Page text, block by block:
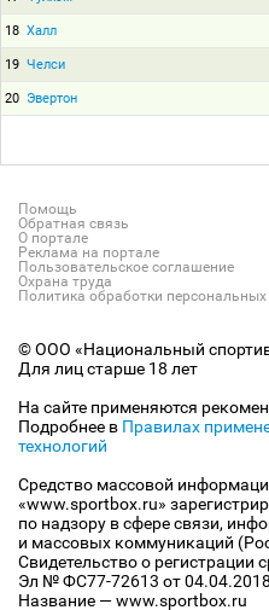
18 Халл
19 Челси
20 Эвертон
Помощь
Обратная связь
О портале
Реклама на портале
Пользовательское соглашение
Охрана труда
Политика обработки
© ООО «Национальный
Для лиц старше 18 лет
На сайте применяются
Подробнее в Правилах
технологий
Средство массовой
«www.sportbox.ru»
по надзору в сфере связи,
и массовых коммуникаций
Свидетельство о регистрации
Эл № ФС77-72613 от 04.04.2018
Название — www.sportbox.ru